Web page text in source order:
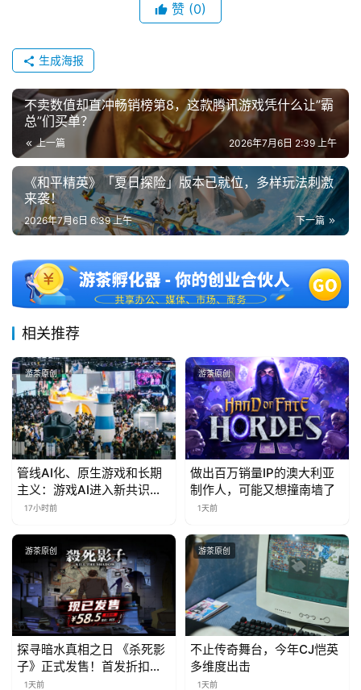
赞 (0)
生成海报
不卖数值却直冲畅销榜第8，这款腾讯游戏凭什么让”霸
总”们买单？
上一篇 2026年7月6日 2:39 上午
《和平精英》「夏日探险」版本已就位，多样玩法刺激
来袭！
下一篇
2026年7月6日 6:39 上午
相关推荐
游茶原创
管线AI化、原生游戏和长期
主义：游戏AI进入新共识时
代
17小时前
游茶原创
做出百万销量IP的澳大利亚
制作人，可能又想撞南墙了
1天前
游茶原创
探寻暗水真相之日 《杀死影
子》正式发售！首发折扣限
时开启中
1天前
游茶原创
不止传奇舞台，今年CJ恺英
多维度出击
1天前